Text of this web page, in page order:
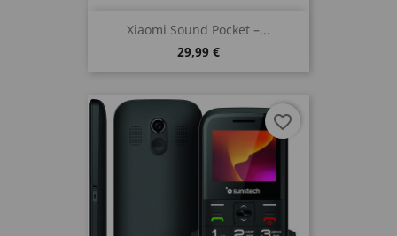
Xiaomi Sound Pocket –...
29,99 €
favorite_border